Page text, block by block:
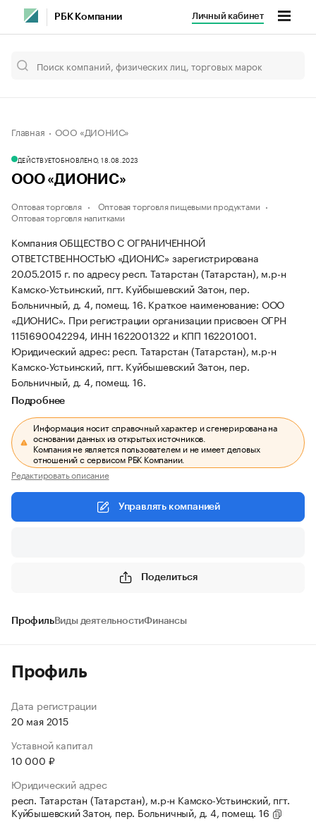
РБК Компании Личный кабинет
Главная ООО «ДИОНИС»
ДЕЙСТВУЕТОБНОВЛЕНО, 18.08.2023
ООО «ДИОНИС»
Оптовая торговля
Оптовая торговля пищевыми продуктами
Оптовая торговля напитками
Компания ОБЩЕСТВО С ОГРАНИЧЕННОЙ
ОТВЕТСТВЕННОСТЬЮ «ДИОНИС» зарегистрирована
20.05.2015 г. по адресу респ. Татарстан (Татарстан), м.р-н
Камско-Устьинский, пгт. Куйбышевский Затон, пер.
Больничный, д. 4, помещ. 16. Краткое наименование: ООО
«ДИОНИС». При регистрации организации присвоен ОГРН
1151690042294, ИНН 1622001322 и КПП 162201001.
Юридический адрес: респ. Татарстан (Татарстан), м.р-н
Камско-Устьинский, пгт. Куйбышевский Затон, пер.
Больничный, д. 4, помещ. 16.
Подробнее
Информация носит справочный характер и сгенерирована на
основании данных из открытых источников.
Компания не является пользователем и не имеет деловых
отношений с сервисом РБК Компании.
Редактировать описание
Управлять компанией
Поделиться
ПрофильВиды деятельностиФинансы
Профиль
Дата регистрации
20 мая 2015
Уставной капитал
10 000 ₽
Юридический адрес
респ. Татарстан (Татарстан), м.р-н Камско-Устьинский, пгт.
Куйбышевский Затон, пер. Больничный, д. 4, помещ. 16